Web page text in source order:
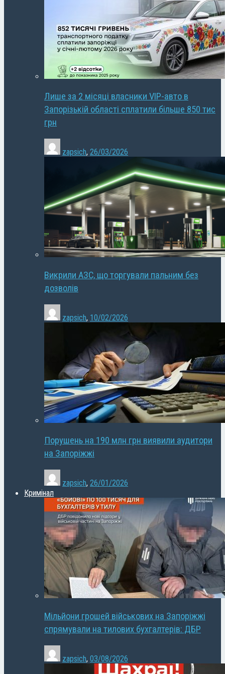
Лише за 2 місяці власники VIP-авто в
Запорізькій області сплатили більше 850 тис
грн
zapsich, 26/03/2026
Викрили АЗС, що торгували пальним без
дозволів
zapsich, 10/02/2026
Порушень на 190 млн грн виявили аудитори
на Запоріжжі
zapsich, 26/01/2026
Кримінал
Мільйони грошей військових на Запоріжжі
спрямували на тилових бухгалтерів: ДБР
zapsich, 03/08/2026